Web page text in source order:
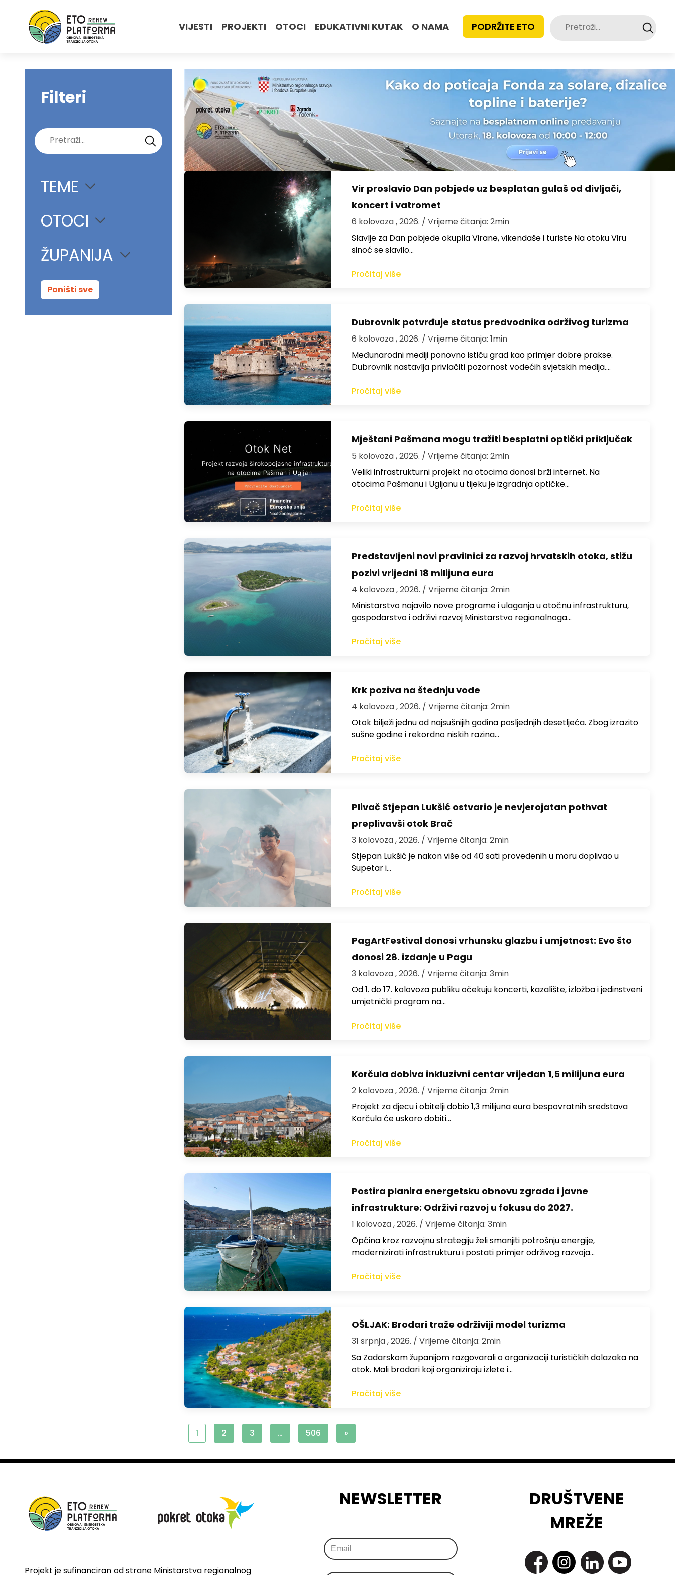
VIJESTI PROJEKTI OTOCI EDUKATIVNI KUTAK O NAMA PODRŽITE ETO Pretraži:
Filteri
Pretraži:
TEME
OTOCI
ŽUPANIJA
Poništi sve
Vir proslavio Dan pobjede uz besplatan gulaš od divljači,
koncert i vatromet
6 kolovoza , 2026. / Vrijeme čitanja: 2min
Slavlje za Dan pobjede okupila Virane, vikendaše i turiste Na otoku Viru
sinoć se slavilo…
Pročitaj više
Dubrovnik potvrđuje status predvodnika održivog turizma
6 kolovoza , 2026. / Vrijeme čitanja: 1min
Međunarodni mediji ponovno ističu grad kao primjer dobre prakse.
Dubrovnik nastavlja privlačiti pozornost vodećih svjetskih medija.…
Pročitaj više
Mještani Pašmana mogu tražiti besplatni optički priključak
5 kolovoza , 2026. / Vrijeme čitanja: 2min
Veliki infrastrukturni projekt na otocima donosi brži internet. Na
otocima Pašmanu i Ugljanu u tijeku je izgradnja optičke…
Pročitaj više
Predstavljeni novi pravilnici za razvoj hrvatskih otoka, stižu
pozivi vrijedni 18 milijuna eura
4 kolovoza , 2026. / Vrijeme čitanja: 2min
Ministarstvo najavilo nove programe i ulaganja u otočnu infrastrukturu,
gospodarstvo i održivi razvoj Ministarstvo regionalnoga…
Pročitaj više
Krk poziva na štednju vode
4 kolovoza , 2026. / Vrijeme čitanja: 2min
Otok bilježi jednu od najsušnijih godina posljednjih desetljeća. Zbog izrazito
sušne godine i rekordno niskih razina…
Pročitaj više
Plivač Stjepan Lukšić ostvario je nevjerojatan pothvat
preplivavši otok Brač
3 kolovoza , 2026. / Vrijeme čitanja: 2min
St​jepan Lukšić je nakon više od 40 sati provedenih u moru doplivao u
Supetar i…
Pročitaj više
PagArtFestival donosi vrhunsku glazbu i umjetnost: Evo što
donosi 28. izdanje u Pagu
3 kolovoza , 2026. / Vrijeme čitanja: 3min
Od 1. do 17. kolovoza publiku očekuju koncerti, kazalište, izložba i jedinstveni
umjetnički program na…
Pročitaj više
Korčula dobiva inkluzivni centar vrijedan 1,5 milijuna eura
2 kolovoza , 2026. / Vrijeme čitanja: 2min
Projekt za djecu i obitelji dobio 1,3 milijuna eura bespovratnih sredstava
Korčula će uskoro dobiti…
Pročitaj više
Postira planira energetsku obnovu zgrada i javne
infrastrukture: Održivi razvoj u fokusu do 2027.
1 kolovoza , 2026. / Vrijeme čitanja: 3min
Općina kroz razvojnu strategiju želi smanjiti potrošnju energije,
modernizirati infrastrukturu i postati primjer održivog razvoja…
Pročitaj više
OŠLJAK: Brodari traže održiviji model turizma
31 srpnja , 2026. / Vrijeme čitanja: 2min
Sa Zadarskom županijom razgovarali o organizaciji turističkih dolazaka na
otok. Mali brodari koji organiziraju izlete i…
Pročitaj više
1 2 3 … 506 »
Projekt je sufinanciran od strane Ministarstva regionalnog
NEWSLETTER
DRUŠTVENE
MREŽE